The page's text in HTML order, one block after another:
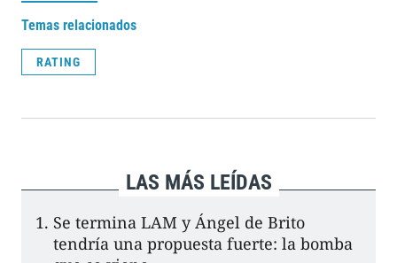
Temas relacionados
RATING
LAS MÁS LEÍDAS
Se termina LAM y Ángel de Brito
tendría una propuesta fuerte: la bomba